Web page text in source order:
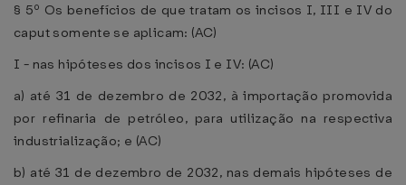
§ 5º Os benefícios de que tratam os incisos I, III e IV do
caput somente se aplicam: (AC)
I - nas hipóteses dos incisos I e IV: (AC)
a) até 31 de dezembro de 2032, à importação promovida
por refinaria de petróleo, para utilização na respectiva
industrialização; e (AC)
b) até 31 de dezembro de 2032, nas demais hipóteses de